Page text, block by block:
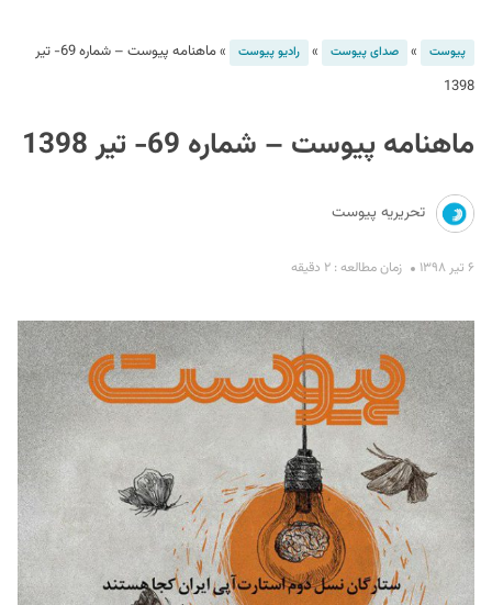
پیوست » صدای پیوست » رادیو پیوست »
ماهنامه پیوست – شماره 69- تیر
1398
ماهنامه پیوست – شماره 69- تیر 1398
تحریریه پیوست
۶ تیر ۱۳۹۸ زمان مطالعه : ۲ دقیقه